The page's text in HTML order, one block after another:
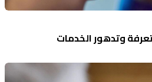
وتدهور الخدمات